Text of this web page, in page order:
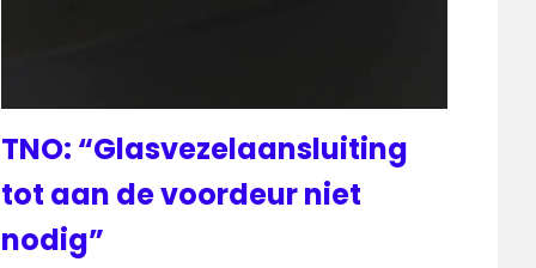
TNO: “Glasvezelaansluiting
tot aan de voordeur niet
nodig”